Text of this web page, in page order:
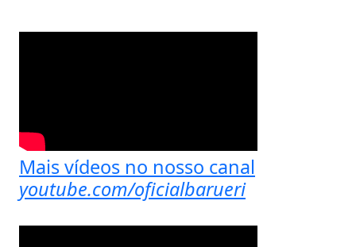
Mais vídeos no nosso canal
youtube.com/oficialbarueri